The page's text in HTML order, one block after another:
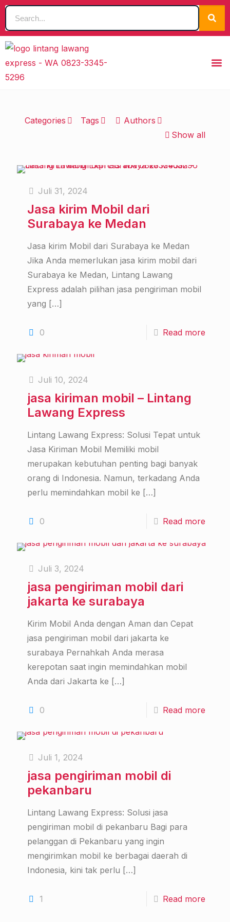
Categories Tags
Authors
Show all
Juli 31, 2024
Jasa kirim Mobil dari
Surabaya ke Medan
Jasa kirim Mobil dari Surabaya ke Medan
Jika Anda memerlukan jasa kirim mobil dari
Surabaya ke Medan, Lintang Lawang
Express adalah pilihan jasa pengiriman mobil
yang […]
0 Read more
Juli 10, 2024
jasa kiriman mobil – Lintang
Lawang Express
Lintang Lawang Express: Solusi Tepat untuk
Jasa Kiriman Mobil Memiliki mobil
merupakan kebutuhan penting bagi banyak
orang di Indonesia. Namun, terkadang Anda
perlu memindahkan mobil ke […]
0 Read more
Juli 3, 2024
jasa pengiriman mobil dari
jakarta ke surabaya
Kirim Mobil Anda dengan Aman dan Cepat
jasa pengiriman mobil dari jakarta ke
surabaya Pernahkah Anda merasa
kerepotan saat ingin memindahkan mobil
Anda dari Jakarta ke […]
0 Read more
Juli 1, 2024
jasa pengiriman mobil di
pekanbaru
Lintang Lawang Express: Solusi jasa
pengiriman mobil di pekanbaru Bagi para
pelanggan di Pekanbaru yang ingin
mengirimkan mobil ke berbagai daerah di
Indonesia, kini tak perlu […]
1 Read more